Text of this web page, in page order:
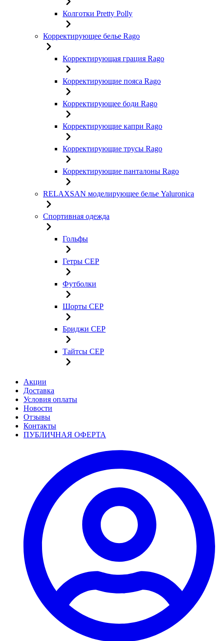
Колготки Pretty Polly
Корректирующее белье Rago
Корректирующая грация Rago
Корректирующие пояса Rago
Корректирующее боди Rago
Корректирующие капри Rago
Корректирующие трусы Rago
Корректирующие панталоны Rago
RELAXSAN моделирующее белье Yaluroniсa
Спортивная одежда
Гольфы
Гетры CEP
Футболки
Шорты CEP
Бриджи CEP
Тайтсы CEP
Акции
Доставка
Условия оплаты
Новости
Отзывы
Контакты
ПУБЛИЧНАЯ ОФЕРТА